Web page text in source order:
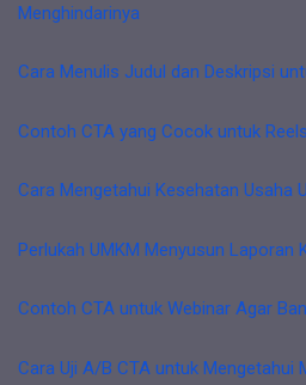
Menghindarinya
Cara Menulis Judul dan Deskripsi
Contoh CTA yang Cocok untuk
Cara Mengetahui Kesehatan Usaha
Perlukah UMKM Menyusun Laporan
Contoh CTA untuk Webinar Agar
Cara Uji A/B CTA untuk Mengetahui